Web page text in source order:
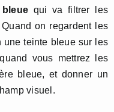
qui va filtrer les
on regardent les
une teinte bleue sur les
vous mettrez les
bleue, et donner un
visuel.